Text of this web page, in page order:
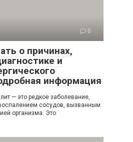
0
о причинах,
и
информация
— это редкое заболевание,
сосудов, вызванным
организма. Это